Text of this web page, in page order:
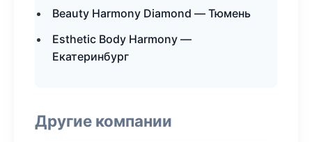
Beauty Harmony Diamond — Тюмень
Esthetic Body Harmony —
Екатеринбург
Другие компании